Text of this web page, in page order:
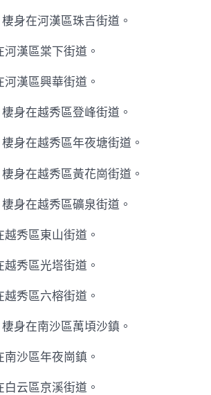
身在河漢區珠吉街道。
漢區棠下街道。
漢區興華街道。
身在越秀區登峰街道。
身在越秀區年夜塘街道。
身在越秀區黃花崗街道。
身在越秀區礦泉街道。
秀區東山街道。
秀區光塔街道。
秀區六榕街道。
身在南沙區萬頃沙鎮。
沙區年夜崗鎮。
云區京溪街道。